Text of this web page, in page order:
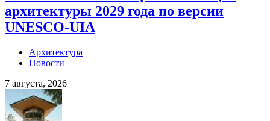
архитектуры 2029 года по версии
UNESCO-UIA
Архитектура
Новости
7 августа, 2026